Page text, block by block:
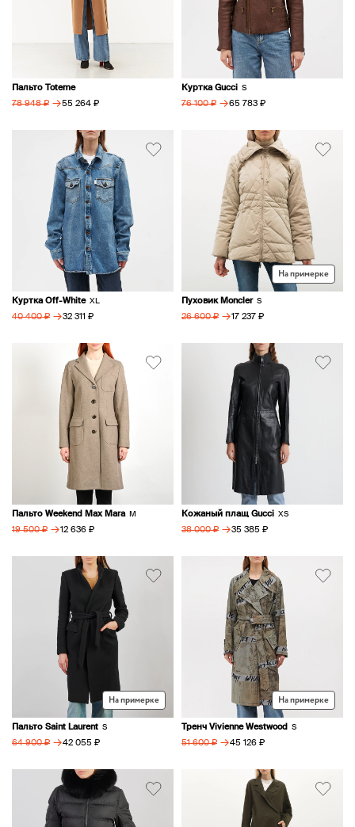
Пальто Toteme
78 948 ₽ → 55 264 ₽
Куртка Gucci S
76 100 ₽ → 65 783 ₽
Куртка Off-White XL
40 400 ₽ → 32 311 ₽
На примерке
Пуховик Moncler S
26 600 ₽ → 17 237 ₽
Пальто Weekend Max Mara M
19 500 ₽ → 12 636 ₽
Кожаный плащ Gucci XS
38 000 ₽ → 35 385 ₽
На примерке
Пальто Saint Laurent S
64 900 ₽ → 42 055 ₽
На примерке
Тренч Vivienne Westwood S
51 600 ₽ → 45 126 ₽